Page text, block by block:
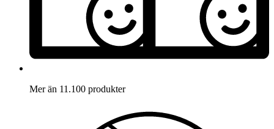
Mer än 11.100 produkter